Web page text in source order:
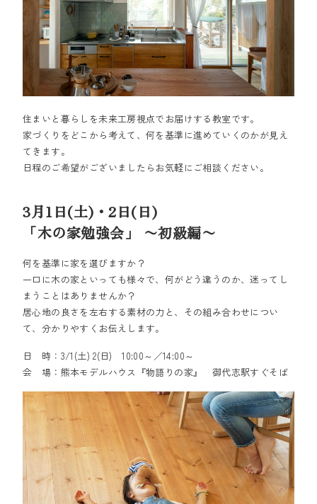
住まいと暮らしを未来工房視点でお届けする教室です。
家づくりをどこから考えて、何を基準に進めていくのかが見え
てきます。
日程のご希望がございましたらお気軽にご相談ください。
3月1日(土)・2日(日)
「木の家勉強会」 〜初級編〜
何を基準に家を選びますか？
一口に木の家といっても様々で、何がどう違うのか、迷ってし
まうことはありませんか？
居心地の良さを左右する素材の力と、その組み合わせについ
て、分かりやすくお伝えします。
日 時：3/1(土) 2(日) 10:00～／14:00～
会 場：熊本モデルハウス『物語りの家』 御代志駅すぐそば